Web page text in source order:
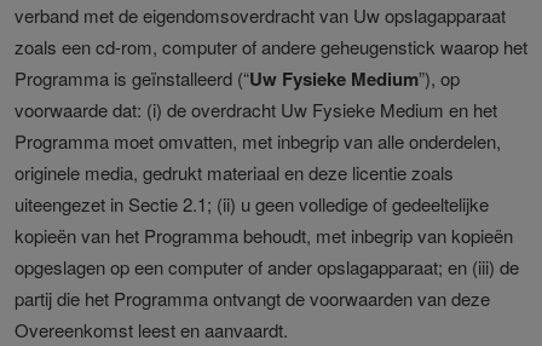
verband met de eigendomsoverdracht van Uw opslagapparaat
zoals een cd-rom, computer of andere geheugenstick waarop het
Programma is geïnstalleerd (“Uw Fysieke Medium”), op
voorwaarde dat: (i) de overdracht Uw Fysieke Medium en het
Programma moet omvatten, met inbegrip van alle onderdelen,
originele media, gedrukt materiaal en deze licentie zoals
uiteengezet in Sectie 2.1; (ii) u geen volledige of gedeeltelijke
kopieën van het Programma behoudt, met inbegrip van kopieën
opgeslagen op een computer of ander opslagapparaat; en (iii) de
partij die het Programma ontvangt de voorwaarden van deze
Overeenkomst leest en aanvaardt.